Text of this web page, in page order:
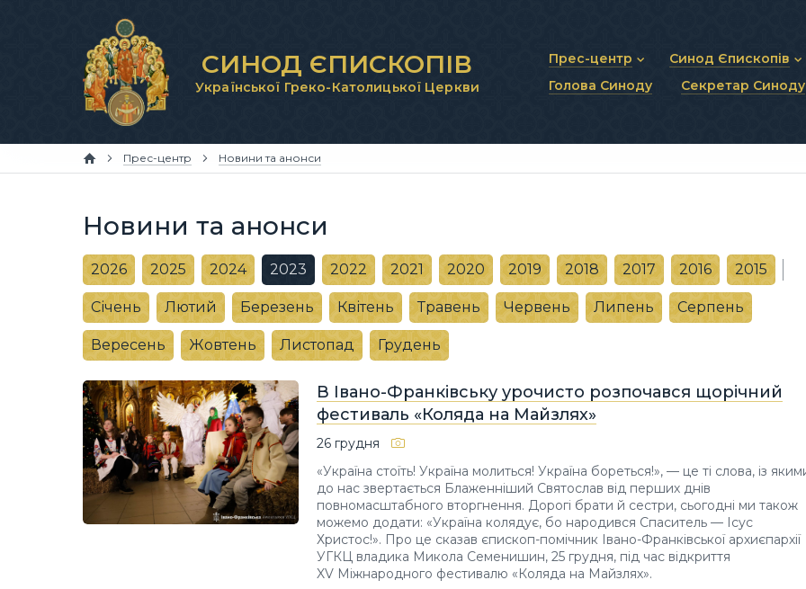
СИНОД ЄПИСКОПІВ
Української Греко-Католицької Церкви
Прес-центр
Новини та анонси
Синод Єпископів
Статут Синоду
Синодальні органи
Голова Синоду Секретар Синоду
Прес-центр Новини та анонси
Новини та анонси
2026 2025 2024 2023 2022 2021 2020 2019 2018 2017 2016 2015
Січень Лютий Березень Квітень Травень Червень Липень Серпень
Вересень Жовтень Листопад Грудень
В Івано-Франківську урочисто розпочався щорічний
фестиваль «Коляда на Майзлях»
26 грудня
«Україна стоїть! Україна молиться! Україна бореться!», — це ті слова, із
до нас звертається Блаженніший Святослав від перших днів
повномасштабного вторгнення. Дорогі брати й сестри, сьогодні ми також
можемо додати: «Україна колядує, бо народився Спаситель — Ісус
Христос!». Про це сказав єпископ-помічник Івано-Франківської архиєпархії
УГКЦ владика Микола Семенишин, 25 грудня, під час відкриття
XV Міжнародного фестивалю «Коляда на Майзлях».